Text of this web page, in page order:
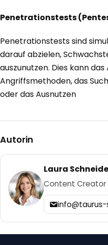
Penetrationstests
Penetrationstests sind
darauf abzielen,
auszunutzen. Dies kann
Angriffsmethoden, das
oder das Ausnutzen
Autorin
Laura
Content Creator